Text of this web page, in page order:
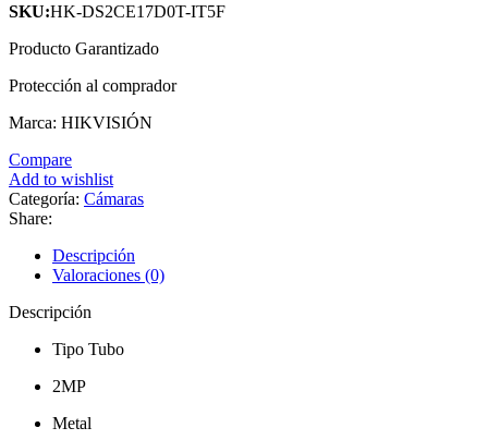
SKU:HK-DS2CE17D0T-IT5F
Producto Garantizado
Protección al comprador
Marca: HIKVISIÓN
Compare
Add to wishlist
Categoría: Cámaras
Share:
Descripción
Valoraciones (0)
Descripción
Tipo Tubo
2MP
Metal